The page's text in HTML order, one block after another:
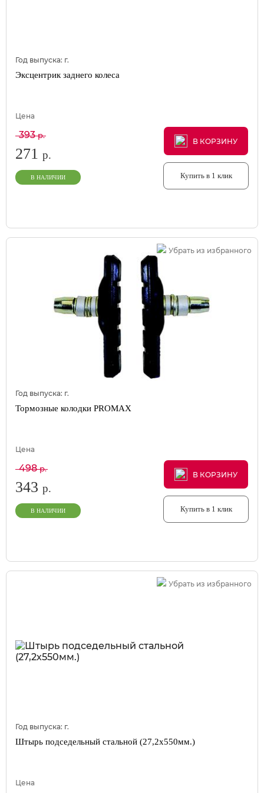
Год выпуска: г.
Эксцентрик заднего колеса
Цена
393р.
271 р.
В НАЛИЧИИ
В КОРЗИНУ
В КОРЗИНУ
В КОРЗИНУ
Купить в 1 клик
Убрать из избранного
Год выпуска: г.
Тормозные колодки PROMAX
Цена
498р.
343 р.
В НАЛИЧИИ
В КОРЗИНУ
В КОРЗИНУ
В КОРЗИНУ
Купить в 1 клик
Убрать из избранного
Год выпуска: г.
Штырь подседельный стальной (27,2х550мм.)
Цена